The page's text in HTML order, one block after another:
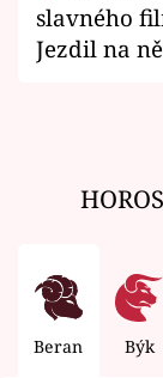
slavného
Jezdil na
Beran Býk